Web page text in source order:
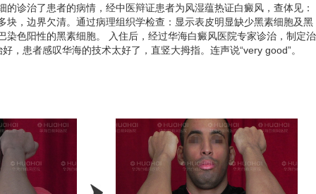
的诊治了患者的病情，经中医辩证患者为风湿蕴热证白癜风，查体见：
块，边界欠清。通过病理组织学检查：显示表皮明显缺少黑素细胞及黑
染色阳性的黑素细胞。 入住后，经过华海白癜风医院专家诊治，制定治
，患者感叹华海的技术太好了，直竖大拇指。连声说“very good”。